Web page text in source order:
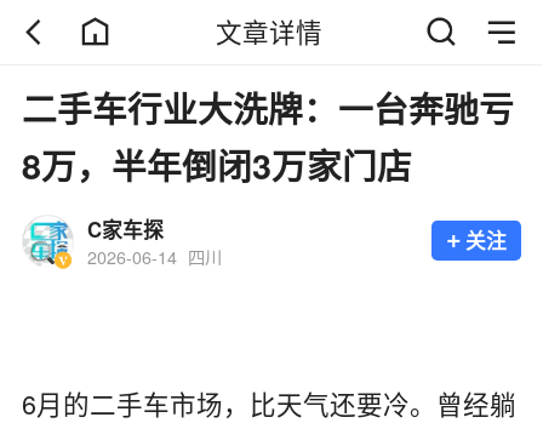
文章详情
二手车行业大洗牌：一台奔驰亏
8万，半年倒闭3万家门店
C家车探
2026-06-14 四川
+ 关注
6月的二手车市场，比天气还要冷。曾经躺